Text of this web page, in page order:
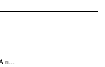
ne dorim ca fiecare